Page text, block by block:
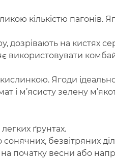
кількістю пагонів.
дозрівають на кистях
використовувати
Ягоди
і м’ясисту зелену
ґрунтах.
безвітряних
початку весни або